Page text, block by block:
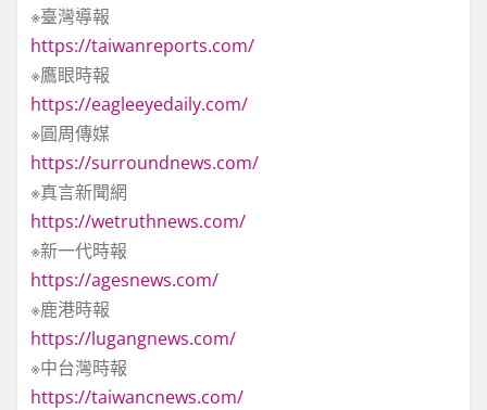
※臺灣導報
https://taiwanreports.com/
※鷹眼時報
https://eagleeyedaily.com/
※圓周傳媒
https://surroundnews.com/
※真言新聞網
https://wetruthnews.com/
※新一代時報
https://agesnews.com/
※鹿港時報
https://lugangnews.com/
※中台灣時報
https://taiwancnews.com/